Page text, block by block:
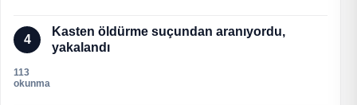
4
Kasten öldürme suçundan aranıyordu,
yakalandı
113
okunma